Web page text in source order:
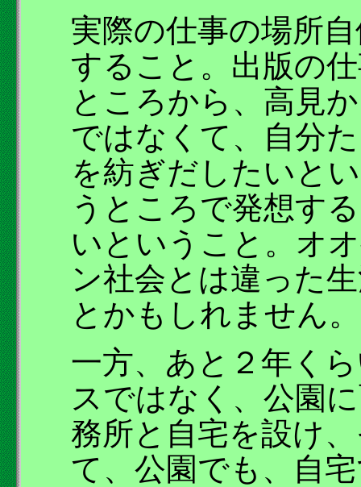
実際の仕事の場所
すること。出版の
ところから、高見
ではなくて、自分
を紡ぎだしたいと
うところで発想す
いということ。オ
ン社会とは違った
とかもしれません。
一方、あと２年く
スではなく、公園
務所と自宅を設け
て、公園でも、自